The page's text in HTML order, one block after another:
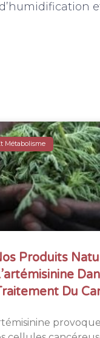
Métabolisme
Produits
Du